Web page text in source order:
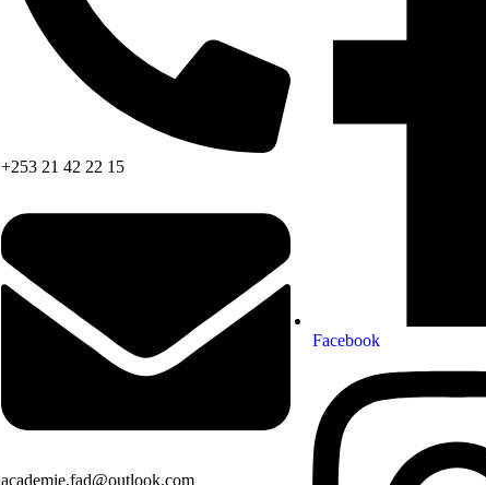
+253 21 42 22 15
academie.fad@outlook.com
Facebook